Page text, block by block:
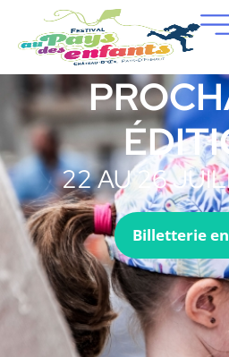
22 AU 26
Billetterie